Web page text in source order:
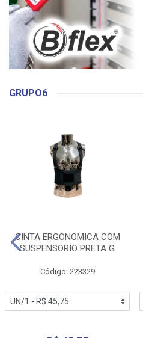
GRUPO6
CINTA ERGONOMICA COM
SUSPENSORIO PRETA G
Código: 223329